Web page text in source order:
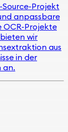
Projekt
anpassbare
OCR-Projekte
wir
aus
in der
an.